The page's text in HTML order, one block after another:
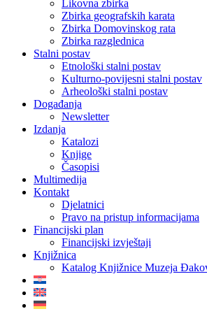
Likovna zbirka
Zbirka geografskih karata
Zbirka Domovinskog rata
Zbirka razglednica
Stalni postav
Etnološki stalni postav
Kulturno-povijesni stalni postav
Arheološki stalni postav
Događanja
Newsletter
Izdanja
Katalozi
Knjige
Časopisi
Multimedija
Kontakt
Djelatnici
Pravo na pristup informacijama
Financijski plan
Financijski izvještaji
Knjižnica
Katalog Knjižnice Muzeja